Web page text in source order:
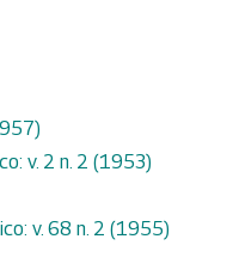
v. 2 n. 2 (1953)
v. 68 n. 2 (1955)